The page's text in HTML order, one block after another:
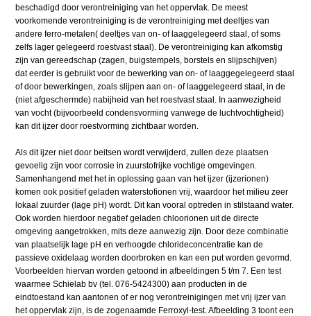
beschadigd door verontreiniging van het oppervlak. De meest
voorkomende verontreiniging is de verontreiniging met deeltjes van
andere ferro-metalen( deeltjes van on- of laaggelegeerd staal, of soms
zelfs lager gelegeerd roestvast staal). De verontreiniging kan afkomstig
zijn van gereedschap (zagen, buigstempels, borstels en slijpschijven)
dat eerder is gebruikt voor de bewerking van on- of laaggegelegeerd staal
of door bewerkingen, zoals slijpen aan on- of laaggelegeerd staal, in de
(niet afgeschermde) nabijheid van het roestvast staal. In aanwezigheid
van vocht (bijvoorbeeld condensvorming vanwege de luchtvochtigheid)
kan dit ijzer door roestvorming zichtbaar worden.
Als dit ijzer niet door beitsen wordt verwijderd, zullen deze plaatsen
gevoelig zijn voor corrosie in zuurstofrijke vochtige omgevingen.
Samenhangend met het in oplossing gaan van het ijzer (ijzerionen)
komen ook positief geladen waterstofionen vrij, waardoor het milieu zeer
lokaal zuurder (lage pH) wordt. Dit kan vooral optreden in stilstaand water.
Ook worden hierdoor negatief geladen chloorionen uit de directe
omgeving aangetrokken, mits deze aanwezig zijn. Door deze combinatie
van plaatselijk lage pH en verhoogde chlorideconcentratie kan de
passieve oxidelaag worden doorbroken en kan een put worden gevormd.
Voorbeelden hiervan worden getoond in afbeeldingen 5 t/m 7. Een test
waarmee Schielab bv (tel. 076-5424300) aan producten in de
eindtoestand kan aantonen of er nog verontreinigingen met vrij ijzer van
het oppervlak zijn, is de zogenaamde Ferroxyl-test. Afbeelding 3 toont een